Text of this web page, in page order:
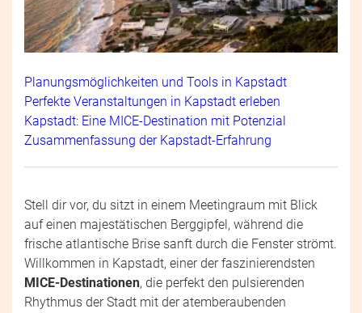
Planungsmöglichkeiten und Tools in Kapstadt
Perfekte Veranstaltungen in Kapstadt erleben
Kapstadt: Eine MICE-Destination mit Potenzial
Zusammenfassung der Kapstadt-Erfahrung
Stell dir vor, du sitzt in einem Meetingraum mit Blick
auf einen majestätischen Berggipfel, während die
frische atlantische Brise sanft durch die Fenster strömt.
Willkommen in Kapstadt, einer der faszinierendsten
MICE-Destinationen, die perfekt den pulsierenden
Rhythmus der Stadt mit der atemberaubenden